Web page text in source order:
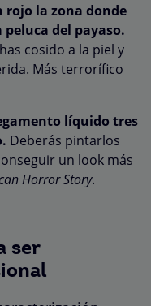
rojo la zona donde
del payaso.
cosido a la piel y
Más terrorífico
líquido tres
Deberás pintarlos
un look más
Horror Story.
ser